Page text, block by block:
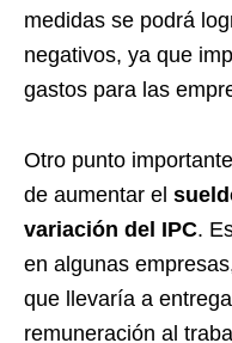
medidas se podrá
negativos, ya que
gastos para las
Otro punto
de aumentar el
variación del IPC.
en algunas
que llevaría a
remuneración al